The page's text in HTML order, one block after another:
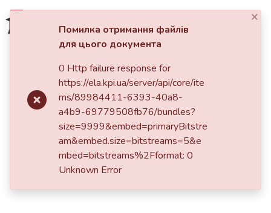
Фонди та зібрання
Пошук за критеріями
Статистика
Фрагментацiя пакетiв в
радiоканалах передачi даних
×
Помилка отримання файлів
для цього документа
0 Http failure response for
https://ela.kpi.ua/server/api/core/ite
ms/89984411-6393-40a8-
a4b9-69779508fb76/bundles?
size=9999&embed=primaryBitstre
am&embed.size=bitstreams=5&e
mbed=bitstreams%2Fformat: 0
Unknown Error